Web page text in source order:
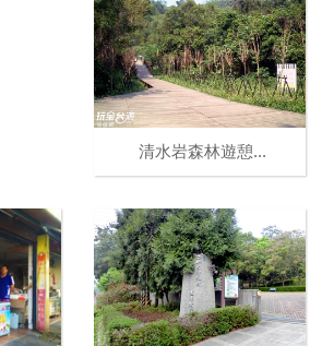
清水岩森林遊憩...